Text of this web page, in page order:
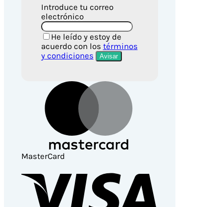
Introduce tu correo
electrónico
He leído y estoy de
acuerdo con los términos
y condiciones
MasterCard